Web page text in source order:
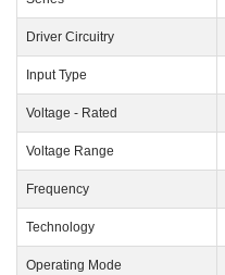
Driver Circuitry
Input Type
Voltage - Rated
Voltage Range
Frequency
Technology
Operating Mode